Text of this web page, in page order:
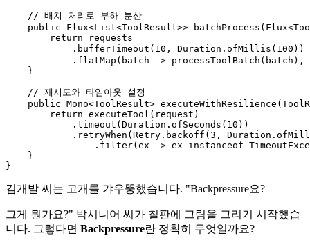
// 배치 처리로 부하 분산
public Flux<List<ToolResult>> batchProcess
return requests
            .bufferTimeout(
10 , Duration.ofMillis( 100
            .flatMap(batch -> processToolBatch(batch),
    }
// 재시도와 타임아웃 설정
public Mono<ToolResult> executeWithResilience
return executeTool(request)
            .timeout(Duration.ofSeconds(
10 ))
            .retryWhen(Retry.backoff(
3 ,
                .filter(ex -> ex
instanceof
    }
김개발 씨는 고개를 갸우뚱했습니다. "Backpressure요?
그게 뭔가요?" 박시니어 씨가 칠판에 그림을 그리기 시작했습
니다. 그렇다면 Backpressure란 정확히 무엇일까요?